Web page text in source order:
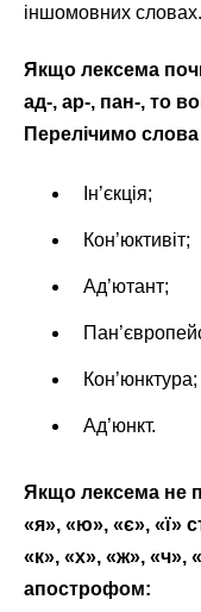
іншомовних словах.
Якщо лексема
ад-, ар-, пан-, то
Перелічимо
Ін’єкція;
Кон’юктивіт;
Ад’ютант;
Кон’юнктура;
Ад’юнкт.
Якщо лексема не
«я», «ю», «є», «ї»
«к», «х», «ж», «ч»,
апострофом: